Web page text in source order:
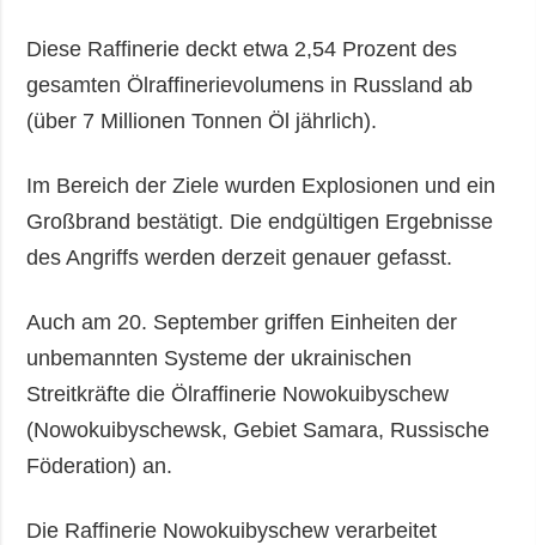
Diese Raffinerie deckt etwa 2,54 Prozent des
gesamten Ölraffinerievolumens in Russland ab
(über 7 Millionen Tonnen Öl jährlich).
Im Bereich der Ziele wurden Explosionen und ein
Großbrand bestätigt. Die endgültigen Ergebnisse
des Angriffs werden derzeit genauer gefasst.
Auch am 20. September griffen Einheiten der
unbemannten Systeme der ukrainischen
Streitkräfte die Ölraffinerie Nowokuibyschew
(Nowokuibyschewsk, Gebiet Samara, Russische
Föderation) an.
Die Raffinerie Nowokuibyschew verarbeitet